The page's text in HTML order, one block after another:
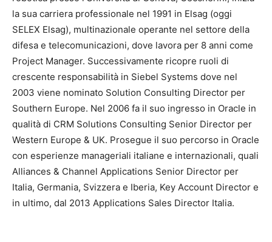
la sua carriera professionale nel 1991 in Elsag (oggi
SELEX Elsag), multinazionale operante nel settore della
difesa e telecomunicazioni, dove lavora per 8 anni come
Project Manager. Successivamente ricopre ruoli di
crescente responsabilità in Siebel Systems dove nel
2003 viene nominato Solution Consulting Director per
Southern Europe. Nel 2006 fa il suo ingresso in Oracle in
qualità di CRM Solutions Consulting Senior Director per
Western Europe & UK. Prosegue il suo percorso in Oracle
con esperienze manageriali italiane e internazionali, quali
Alliances & Channel Applications Senior Director per
Italia, Germania, Svizzera e Iberia, Key Account Director e
in ultimo, dal 2013 Applications Sales Director Italia.